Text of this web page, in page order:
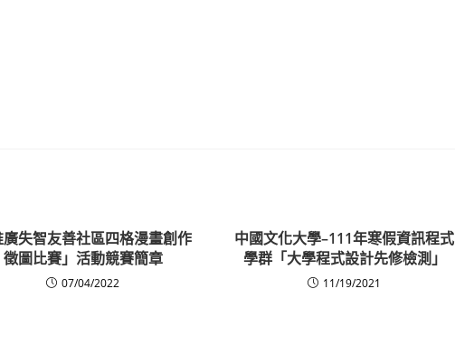
廣失智友善社區四格漫畫創作
徵圖比賽」活動競賽簡章
07/04/2022
中國文化大學–111年寒假資訊程式
學群「大學程式設計先修檢測」
11/19/2021